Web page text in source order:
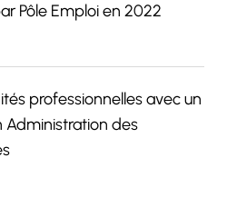
Pôle Emploi en 2022
professionnelles avec un
Administration des